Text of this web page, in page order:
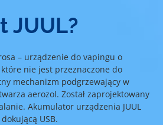
JUUL?
– urządzenie do vapingu o
nie jest przeznaczone do
mechanizm podgrzewający w
aerozol. Został zaprojektowany
Akumulator urządzenia JUUL
USB.